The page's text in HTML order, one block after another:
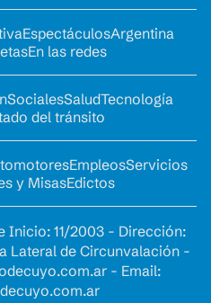
EspectáculosArgentina
En las redes
SocialesSaludTecnología
del tránsito
EmpleosServicios
y MisasEdictos
Inicio: 11/2003 - Dirección:
Lateral de Circunvalación -
- Email: